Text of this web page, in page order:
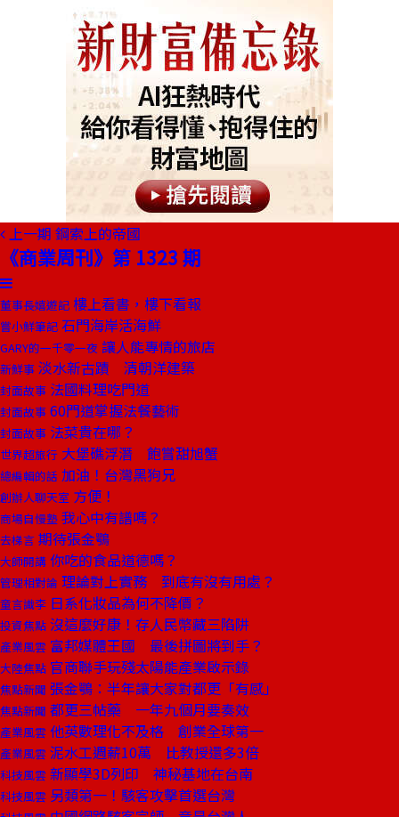
上一期 鋼索上的帝國
《商業周刊》第 1323 期
董事長嬉遊記 樓上看書，樓下看報
嘗小鮮筆記 石門海岸活海鮮
GARY的一千零一夜 讓人能專情的旅店
新鮮事 淡水新古蹟 清朝洋建築
封面故事 法國料理吃門道
封面故事 60門道掌握法餐藝術
封面故事 法菜貴在哪？
世界超旅行 大堡礁浮潛 飽嘗甜旭蟹
總編輯的話 加油！台灣黑狗兄
創辦人聊天室 方便！
商場自慢塾 我心中有譜嗎？
去梯言 期待張金鶚
大師開講 你吃的食品道德嗎？
管理相對論 理論對上實務 到底有沒有用處？
童言識李 日系化妝品為何不降價？
投資焦點 沒這麼好康！存人民幣藏三陷阱
產業風雲 富邦媒體王國 最後拼圖將到手？
大陸焦點 官商聯手玩殘太陽能產業啟示錄
焦點新聞 張金鶚：半年讓大家對都更「有感」
焦點新聞 都更三帖藥 一年九個月要奏效
產業風雲 他英數理化不及格 創業全球第一
產業風雲 泥水工週薪10萬 比教授還多3倍
科技風雲 新顯學3D列印 神秘基地在台南
科技風雲 另類第一！駭客攻擊首選台灣